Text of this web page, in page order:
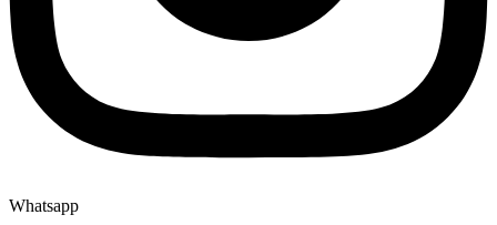
Whatsapp